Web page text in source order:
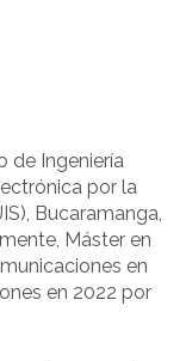
de Ingeniería
por la
Bucaramanga,
Máster en
en
en 2022 por